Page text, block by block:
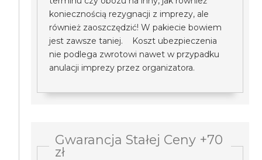
koniecznością rezygnacji z imprezy, ale
również zaoszczędzić! W pakiecie bowiem
jest zawsze taniej. Koszt ubezpieczenia
nie podlega zwrotowi nawet w przypadku
anulacji imprezy przez organizatora.
Gwarancja Stałej Ceny +70
zł